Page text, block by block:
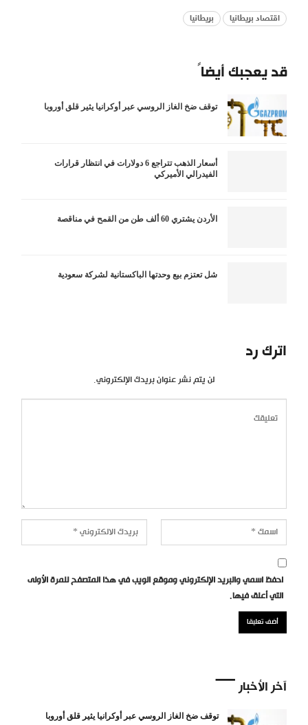
اقتصاد بريطانيا بريطانيا
قد يعجبك أيضاً
توقف ضخ الغاز الروسي عبر أوكرانيا يثير قلق أوروبا
أسعار الذهب تتراجع 6 دولارات في انتظار قرارات
الفيدرالي الأميركي
الأردن يشتري 60 ألف طن من القمح في مناقصة
شل تعتزم بيع وحدتها الباكستانية لشركة سعودية
اترك رد
لن يتم نشر عنوان بريدك الإلكتروني.
احفظ اسمي والبريد الإلكتروني وموقع الويب في هذا المتصفح للمرة الأولى
التي أعلق فيها.
آخر الأخبار
توقف ضخ الغاز الروسي عبر أوكرانيا يثير قلق أوروبا